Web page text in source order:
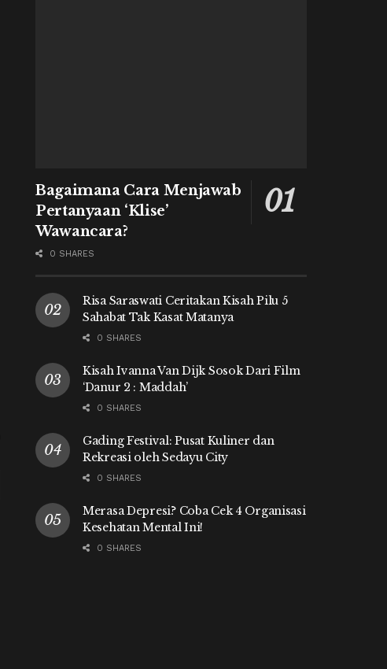
Bagaimana Cara Menjawab
Pertanyaan ‘Klise’
Wawancara?
0 SHARES
Risa Saraswati Ceritakan Kisah Pilu 5
Sahabat Tak Kasat Matanya
0 SHARES
Kisah Ivanna Van Dijk Sosok Dari Film
‘Danur 2 : Maddah’
0 SHARES
Gading Festival: Pusat Kuliner dan
Rekreasi oleh Sedayu City
0 SHARES
Merasa Depresi? Coba Cek 4 Organisasi
Kesehatan Mental Ini!
0 SHARES